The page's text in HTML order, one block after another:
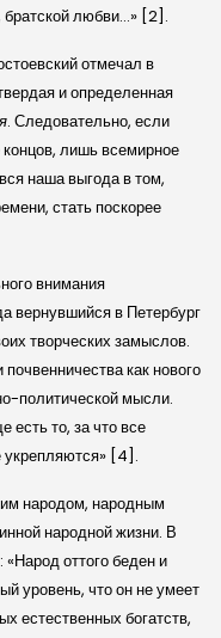
братской любви…» [2].
отмечал в
и определенная
. Следовательно, если
концов, лишь всемирное
наша выгода в том,
стать поскорее
внимания
вернувшийся в Петербург
творческих замыслов.
как нового
политической мысли.
есть то, за что все
укрепляются» [4].
народом, народным
народной жизни. В
«Народ оттого беден и
уровень, что он не умеет
естественных богатств,